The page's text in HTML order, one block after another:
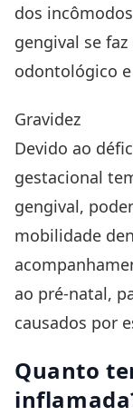
dos
gengival se
odontológico
Gravidez
Devido ao
gestacional
gengival,
mobilidade
ao pré-natal,
causados por
Quanto